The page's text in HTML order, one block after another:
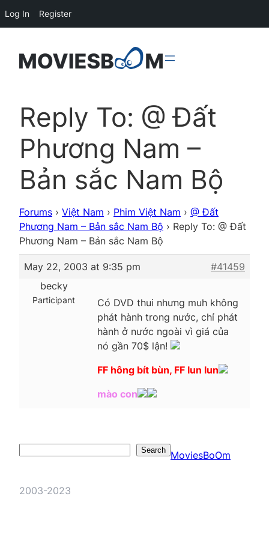
Reply To: @ Đất
Phương Nam –
Bản sắc Nam Bộ
Forums › Việt Nam › Phim Việt Nam › @ Đất
Phương Nam – Bản sắc Nam Bộ › Reply To: @ Đất
Phương Nam – Bản sắc Nam Bộ
May 22, 2003 at 9:35 pm
#41459
becky
Participant
Có DVD thui nhưng muh không
phát hành trong nước, chỉ phát
hành ở nước ngoài vì giá của
nó gần 70$ lận!
FF hông bít bùn, FF lun lun
mào con
Search MoviesBoOm
2003-2023
Log In Register